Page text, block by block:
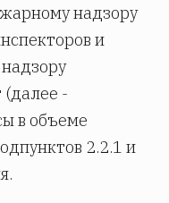
надзору
и
-
в объеме
2.2.1 и